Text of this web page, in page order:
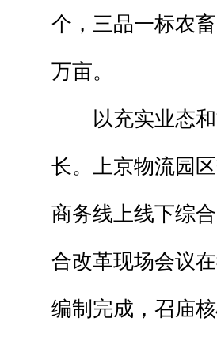
个，三品一标农
万亩。
以充实业态和
长。上京物流园
商务线上线下综
合改革现场会议
编制完成，召庙